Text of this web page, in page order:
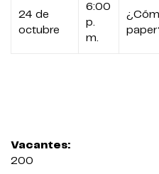
24 de
octubre
6:00
p.
m.
Vacantes:
200